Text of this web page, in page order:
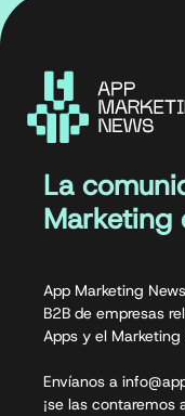
La
Marketing
App Marketing
B2B de empresas
Apps y el
Envíanos a
¡se las contaremos